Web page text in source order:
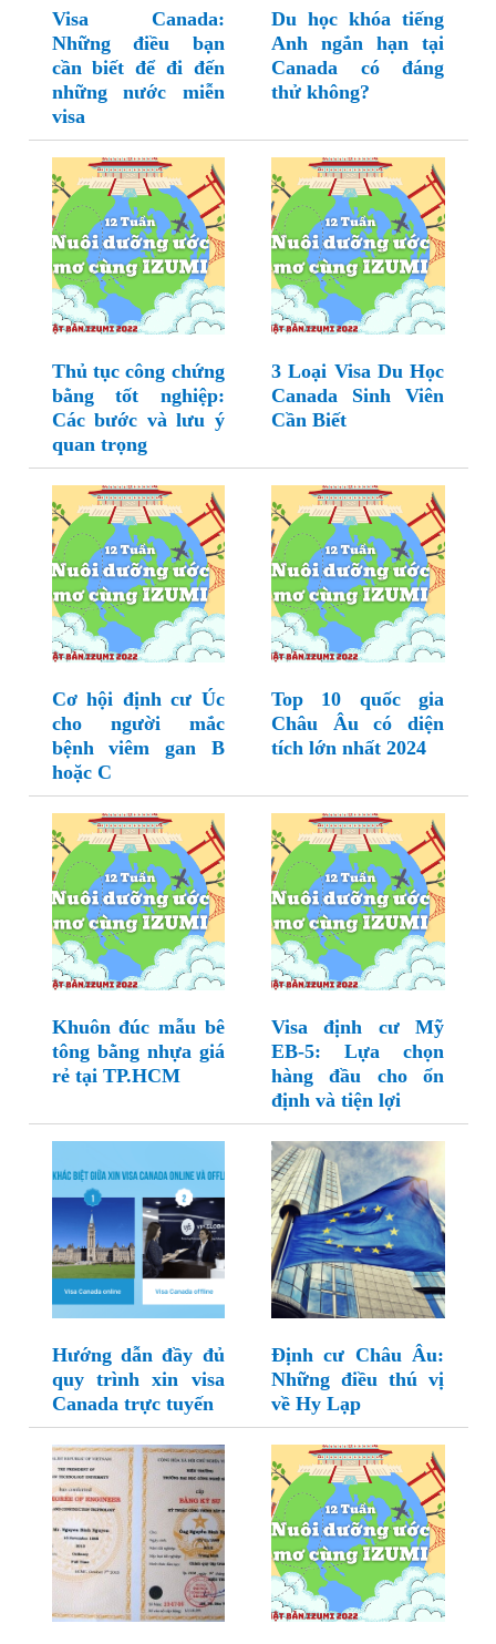
Visa Canada:
Những điều bạn
cần biết để đi đến
những nước miễn
visa
Du học khóa tiếng
Anh ngắn hạn tại
Canada có đáng
thử không?
Thủ tục công chứng
bằng tốt nghiệp:
Các bước và lưu ý
quan trọng
3 Loại Visa Du Học
Canada Sinh Viên
Cần Biết
Cơ hội định cư Úc
cho người mắc
bệnh viêm gan B
hoặc C
Top 10 quốc gia
Châu Âu có diện
tích lớn nhất 2024
Khuôn đúc mẫu bê
tông bằng nhựa giá
rẻ tại TP.HCM
Visa định cư Mỹ
EB-5: Lựa chọn
hàng đầu cho ổn
định và tiện lợi
Hướng dẫn đầy đủ
quy trình xin visa
Canada trực tuyến
Định cư Châu Âu:
Những điều thú vị
về Hy Lạp